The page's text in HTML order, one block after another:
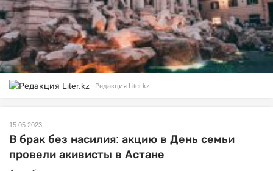
Редакция Liter.kz
15.05.2023
В брак без насилия: акцию в День семьи
провели акивисты в Астане